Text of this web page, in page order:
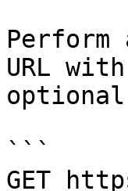
Perform
URL
```
GET